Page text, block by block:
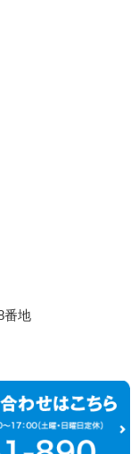
番地